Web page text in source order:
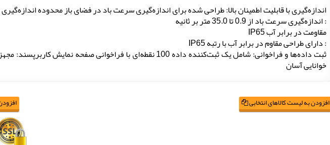
اندازه‌گیری با قابلیت اطمینان بالا: طراحی شده برای اندازه‌گیری سرعت باد در فضای باز محدوده
: اندازه‌گیری سرعت باد از 0.9 تا 35.0 متر بر ثانیه
مقاومت در برابر آب IP65
: دارای طراحی مقاوم در برابر آب با رتبه IP65
خوانایی آسان
افزودن به لیست کالاهای انتخابی